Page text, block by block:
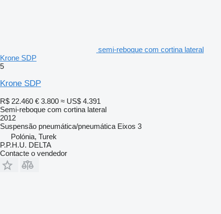
semi-reboque com cortina lateral
Krone SDP
5
Krone SDP
R$ 22.460 € 3.800 ≈ US$ 4.391
Semi-reboque com cortina lateral
2012
Suspensão pneumática/pneumática Eixos 3
Polónia, Turek
P.P.H.U. DELTA
Contacte o vendedor